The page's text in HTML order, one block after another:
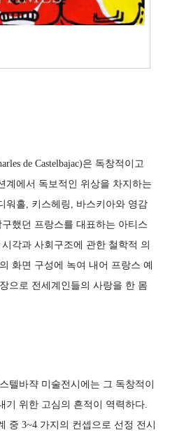
de Castelbajac)은 독창적이고
계에서 독보적인 위상을 차지하는
워홀, 키스헤링, 바스키아와 영감
했던 프랑스를 대표하는 아티스
각과 사회구조에 관한 철학적 의
화면 구성에 녹여 내어 프랑스 예
으로 전세계인들의 사랑을 한 몸
텔바쟉 미술전시에는 그 독창적이
기 위한 고심의 흔적이 역력하다.
중 3~4 가지의 컨셉으로 선정 전시